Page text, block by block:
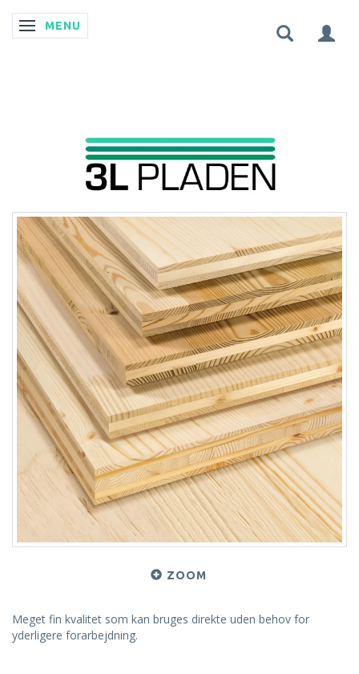
SKIFTE NAVIGATION
MENU
ZOOM
Meget fin kvalitet som kan bruges direkte uden behov for
yderligere forarbejdning.